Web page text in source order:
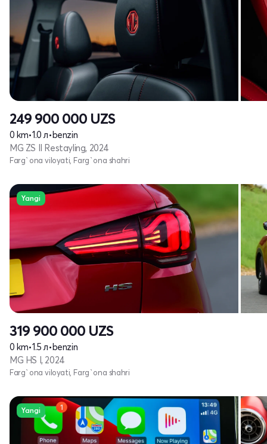
249 900 000 UZS
0 km•1.0 л•benzin
MG ZS II Restayling, 2024
Farg`ona viloyati, Farg`ona shahri
Yangi
319 900 000 UZS
0 km•1.5 л•benzin
MG HS I, 2024
Farg`ona viloyati, Farg`ona shahri
Yangi